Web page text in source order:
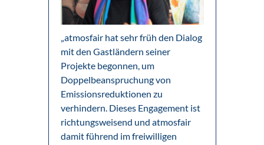
„atmosfair hat sehr früh den Dialog
mit den Gastländern seiner
Projekte begonnen, um
Doppelbeanspruchung von
Emissionsreduktionen zu
verhindern. Dieses Engagement ist
richtungsweisend und atmosfair
damit führend im freiwilligen